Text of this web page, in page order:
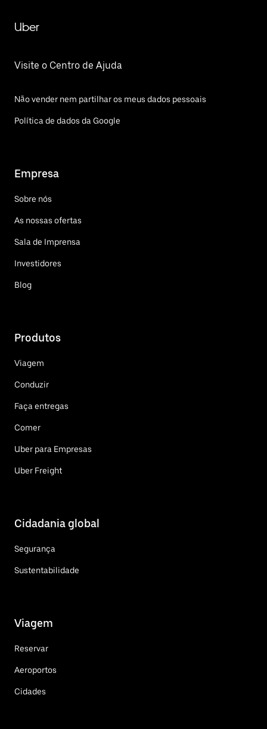
Uber
Visite o Centro de Ajuda
Não vender nem partilhar os meus dados pessoais
Política de dados da Google
Empresa
Sobre nós
As nossas ofertas
Sala de Imprensa
Investidores
Blog
Produtos
Viagem
Conduzir
Faça entregas
Comer
Uber para Empresas
Uber Freight
Cidadania global
Segurança
Sustentabilidade
Viagem
Reservar
Aeroportos
Cidades